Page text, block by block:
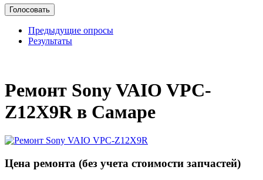
Предыдущие опросы
Результаты
Ремонт Sony VAIO VPC-
Z12X9R в Самаре
Цена ремонта (без учета стоимости запчастей)